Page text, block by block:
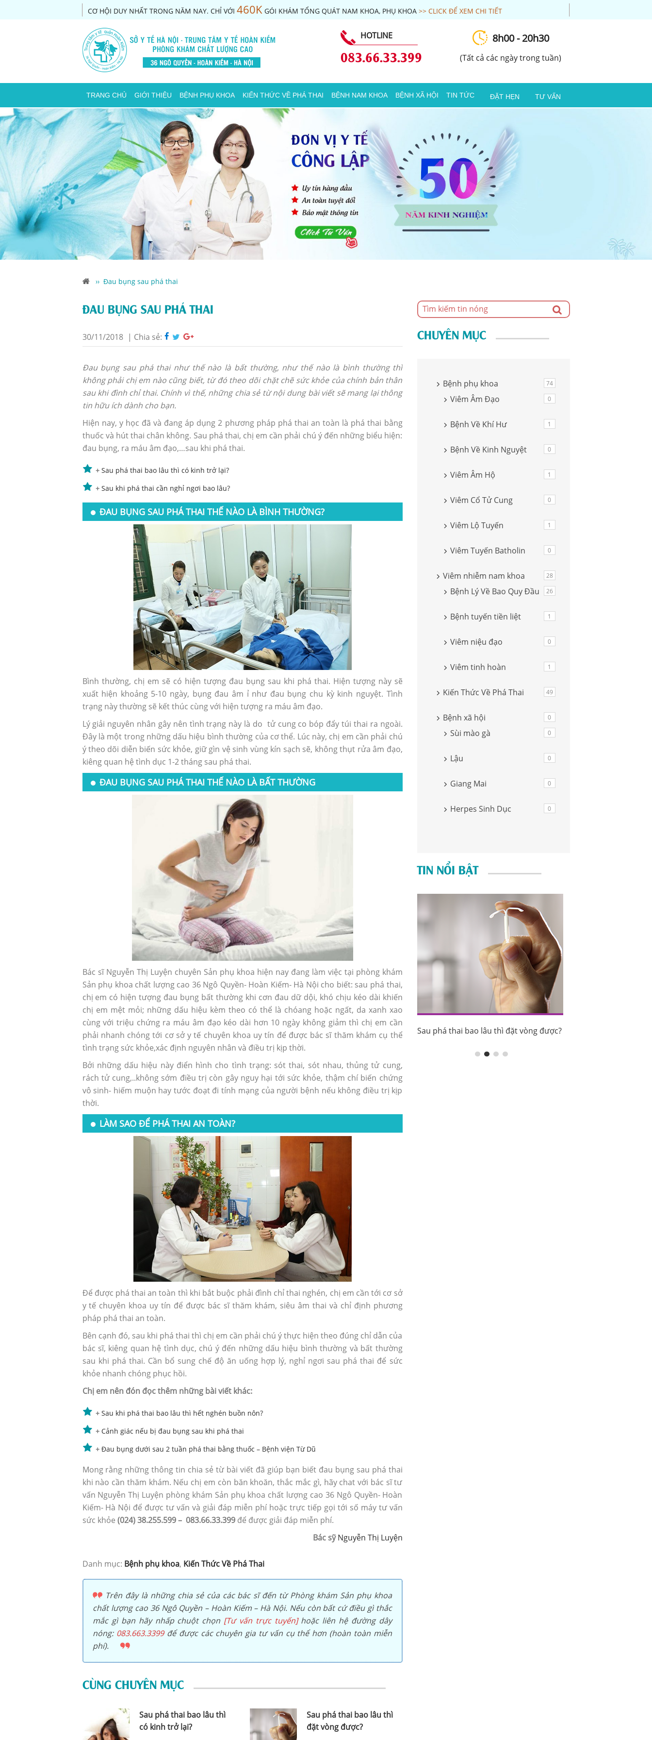
CƠ HỘI DUY NHẤT TRONG NĂM NAY. CHỈ VỚI 460KGÓI KHÁM TỔNG QUÁT NAM KHOA, PHỤ KHOA >> CLICK ĐỂ XEM CHI TIẾT
HOTLINE
083.66.33.399
8h00 - 20h30
(Tất cả các ngày trong tuần)
TRANG CHỦ GIỚI THIỆU BỆNH PHỤ KHOA KIẾN THỨC VỀ PHÁ THAI BỆNH NAM KHOA BỆNH XÃ HỘI TIN TỨC ĐẶT HẸN TƯ VẤN
›› Đau bụng sau phá thai
ĐAU BỤNG SAU PHÁ THAI
30/11/2018 | Chia sẻ:
Đau bụng sau phá thai như thế nào là bất thường, như thế nào là bình thường thì
không phải chị em nào cũng biết, từ đó theo dõi chặt chẽ sức khỏe của chính bản thân
sau khi đình chỉ thai. Chính vì thế, những chia sẻ từ nội dung bài viết sẽ mang lại thông
tin hữu ích dành cho bạn.
Hiện nay, y học đã và đang áp dụng 2 phương pháp phá thai an toàn là phá thai bằng
thuốc và hút thai chân không. Sau phá thai, chị em cần phải chú ý đến những biểu hiện:
đau bụng, ra máu âm đạo,…sau khi phá thai.
+ Sau phá thai bao lâu thì có kinh trở lại?
+ Sau khi phá thai cần nghỉ ngơi bao lâu?
ĐAU BỤNG SAU PHÁ THAI THẾ NÀO LÀ BÌNH THƯỜNG?
Bình thường, chị em sẽ có hiện tượng đau bụng sau khi phá thai. Hiện tượng này sẽ
xuất hiện khoảng 5-10 ngày, bụng đau âm ỉ như đau bụng chu kỳ kinh nguyệt. Tình
trạng này thường sẽ kết thúc cùng với hiện tượng ra máu âm đạo.
Lý giải nguyên nhân gây nên tình trạng này là do tử cung co bóp đẩy túi thai ra ngoài.
Đây là một trong những dấu hiệu bình thường của cơ thể. Lúc này, chị em cần phải chú
ý theo dõi diễn biến sức khỏe, giữ gìn vệ sinh vùng kín sạch sẽ, không thụt rửa âm đạo,
kiêng quan hệ tình dục 1-2 tháng sau phá thai.
ĐAU BỤNG SAU PHÁ THAI THẾ NÀO LÀ BẤT THƯỜNG
Bác sĩ Nguyễn Thị Luyện chuyên Sản phụ khoa hiện nay đang làm việc tại phòng khám
Sản phụ khoa chất lượng cao 36 Ngô Quyền- Hoàn Kiếm- Hà Nội cho biết: sau phá thai,
chị em có hiện tượng đau bụng bất thường khi cơn đau dữ dội, khó chịu kéo dài khiến
chị em mệt mỏi; những dấu hiệu kèm theo có thể là chóang hoặc ngất, da xanh xao
cùng với triệu chứng ra máu âm đạo kéo dài hơn 10 ngày không giảm thì chị em cần
phải nhanh chóng tới cơ sở y tế chuyên khoa uy tín để được bác sĩ thăm khám cụ thể
tình trạng sức khỏe,xác định nguyên nhân và điều trị kịp thời.
Bởi những dấu hiệu này điển hình cho tình trạng: sót thai, sót nhau, thủng tử cung,
rách tử cung,..không sớm điều trị còn gây nguy hại tới sức khỏe, thậm chí biến chứng
vô sinh- hiếm muộn hay tước đoạt đi tính mạng của người bệnh nếu không điều trị kịp
thời.
LÀM SAO ĐỂ PHÁ THAI AN TOÀN?
Để được phá thai an toàn thì khi bắt buộc phải đình chỉ thai nghén, chị em cần tới cơ sở
y tế chuyên khoa uy tín để được bác sĩ thăm khám, siêu âm thai và chỉ định phương
pháp phá thai an toàn.
Bên cạnh đó, sau khi phá thai thì chị em cần phải chú ý thực hiện theo đúng chỉ dẫn của
bác sĩ, kiêng quan hệ tình dục, chú ý đến những dấu hiệu bình thường và bất thường
sau khi phá thai. Cần bổ sung chế độ ăn uống hợp lý, nghỉ ngơi sau phá thai để sức
khỏe nhanh chóng phục hồi.
Chị em nên đón đọc thêm những bài viết khác:
+ Sau khi phá thai bao lâu thì hết nghén buồn nôn?
+ Cảnh giác nếu bị đau bụng sau khi phá thai
+ Đau bụng dưới sau 2 tuần phá thai bằng thuốc – Bệnh viện Từ Dũ
Mong rằng những thông tin chia sẻ từ bài viết đã giúp bạn biết đau bụng sau phá thai
khi nào cần thăm khám. Nếu chị em còn băn khoăn, thắc mắc gì, hãy chat với bác sĩ tư
vấn Nguyễn Thị Luyện phòng khám Sản phụ khoa chất lượng cao 36 Ngô Quyền- Hoàn
Kiếm- Hà Nội để được tư vấn và giải đáp miễn phí hoặc trực tiếp gọi tới số máy tư vấn
sức khỏe (024) 38.255.599 – 083.66.33.399để được giải đáp miễn phí.
Bác sỹNguyễn Thị Luyện
Danh mục: Bệnh phụ khoa, Kiến Thức Về Phá Thai
Trên đây là những chia sẻ của các bác sĩ đến từ Phòng khám Sản phụ khoa
chất lượng cao 36 Ngô Quyền – Hoàn Kiếm – Hà Nội. Nếu còn bất cứ điều gì thắc
mắc gì bạn hãy nhấp chuột chọn [Tư vấn trực tuyến]hoặc liên hệ đường dây
nóng: 083.663.3399để được các chuyên gia tư vấn cụ thể hơn (hoàn toàn miễn
phí).
CÙNG CHUYÊN MỤC
Sau phá thai bao lâu thì
có kinh trở lại?
Sau phá thai bao lâu thì
đặt vòng được?
CHUYÊN MỤC
Bệnh phụ khoa 74
Viêm Âm Đạo 0
Bệnh Về Khí Hư 1
Bệnh Về Kinh Nguyệt 0
Viêm Âm Hộ 1
Viêm Cổ Tử Cung 0
Viêm Lộ Tuyến 1
Viêm Tuyến Batholin 0
Viêm nhiễm nam khoa 28
Bệnh Lý Về Bao Quy Đầu 26
Bệnh tuyến tiền liệt 1
Viêm niệu đạo 0
Viêm tinh hoàn 1
Kiến Thức Về Phá Thai 49
Bệnh xã hội 0
Sùi mào gà 0
Lậu 0
Giang Mai 0
Herpes Sinh Dục 0
TIN NỔI BẬT
Sau phá thai có nên uống thuốc tránh
thai?
Sau phá thai bao lâu thì có kinh trở lại? Sau phá thai bao lâu thì đặt vòng được?